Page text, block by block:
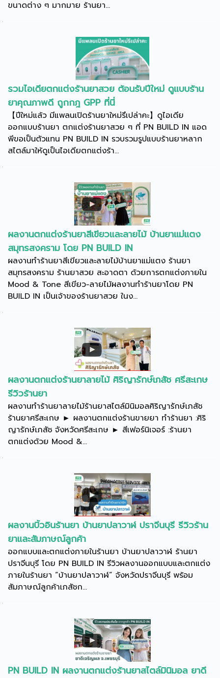
ขนาดต่าง ๆ มากมาย ร้านยา...
รวมไอเดียตกแต่งร้านยาสวย ต้อนรับปีใหม่ ดูแบบร้าน
ยาคุณภาพดี ถูกกฎ GPP ที่นี่
【ปีใหม่แล้ว มีแพลนเปิดร้านยาใหม่รึเปล่าคะ】ดูไอเดีย
ออกแบบร้านยา ตกแต่งร้านยาสวย ๆ ที่ PN BUILD IN แอด
พีขอเป็นตัวแทน PN BUILD IN รวบรวมรูปแบบร้านยาหลาก
สไตล์มาให้ดูเป็นไอเดียตกแต่งร้า...
ผลงานตกแต่งร้านยาสีเขียวและลายไม้ บ้านยาแม่แตง
สมุทรสงคราม โดย PN BUILD IN
ผลงานทำร้านยาสีเขียวและลายไม้บ้านยาแม่แตง ร้านยา
สมุทรสงคราม ร้านยาสวย สะอาดตา ด้วยการตกแต่งภายใน
Mood & Tone สีเขียว-ลายไม้ผลงานทำร้านยาโดย PN
BUILD IN เป็นเจ้าของร้านยาสวย ในง...
ผลงานตกแต่งร้านยาลายไม้ ศิริญารักษ์เภสัช ศรีสะเกษ
รีวิวร้านยา
ผลงานทำร้านยาลายไม้ร้านยาสไตล์มินิมอลศิริญารักษ์เภสัช
ร้านยาศรีสะเกษ ► ผลงานตกแต่งร้านขายยา ทำร้านยา :ศิริ
ญารักษ์เภสัช จังหวัดศรีสะเกษ ► สีเฟอร์นิเจอร์ :ร้านยา
ตกแต่งด้วย Mood &...
ผลงานบิ้วอินร้านยา บ้านยาปลาวาฬ ปราจีนบุรี รีวิวร้าน
ยาและสัมภาษณ์ลูกค้า
ออกแบบและตกแต่งภายในร้านยา บ้านยาปลาวาฬ ร้านยา
ปราจีนบุรี โดย PN BUILD IN รีวิวผลงานออกแบบและตกแต่ง
ภายในร้านยา “บ้านยาปลาวาฬ” จังหวัดปราจีนบุรี พร้อม
สัมภาษณ์ลูกค้าเภสัชก...
PN BUILD IN ผลงานตกแต่งร้านยาสไตล์มินิมอล ยาดี